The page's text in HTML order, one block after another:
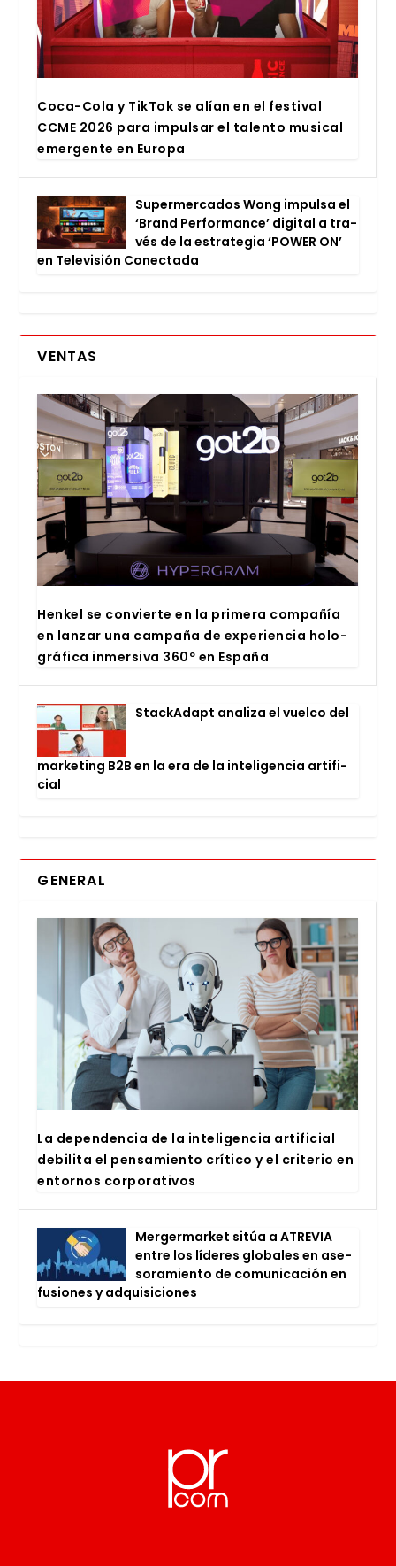
Coca-Cola y Tik­Tok se alían en el fes­ti­val
CCME 2026 para impul­sar el talen­to musi­cal
emer­gen­te en Euro­pa
Super­mer­ca­dos Wong impul­sa el
‘Brand Per­for­man­ce’ digi­tal a tra­
vés de la estra­te­gia ‘POWER ON’
en Tele­vi­sión Conec­ta­da
VENTAS
Hen­kel se con­vier­te en la pri­me­ra com­pa­ñía
en lan­zar una cam­pa­ña de expe­rien­cia holo­
grá­fi­ca inmer­si­va 360º en Espa­ña
Stac­kA­dapt ana­li­za el vuel­co del
mar­ke­ting B2B en la era de la inte­li­gen­cia arti­fi­
cial
GENERAL
La depen­den­cia de la inte­li­gen­cia arti­fi­cial
debi­li­ta el pen­sa­mien­to crí­ti­co y el cri­te­rio en
entor­nos cor­po­ra­ti­vos
Mer­ger­mar­ket sitúa a ATRE­VIA
entre los líde­res glo­ba­les en ase­
so­ra­mien­to de comu­ni­ca­ción en
fusio­nes y adqui­si­cio­nes